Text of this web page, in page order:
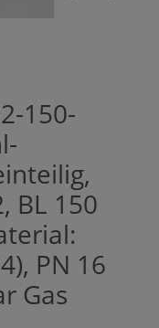
150-
BL 150
PN 16
Gas